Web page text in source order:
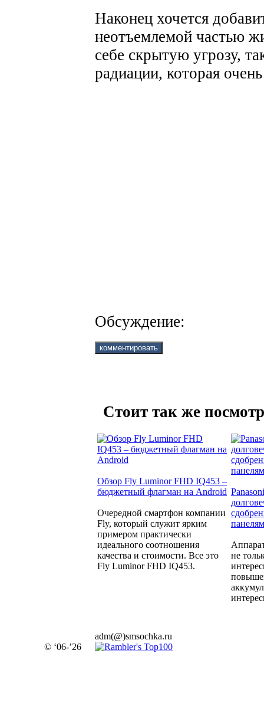
Наконец хочется
неотъемлемой частью
себе скрытую угрозу,
радиации, которая
Обсуждение:
Стоит так же
Обзор Fly Luminor FHD IQ453 –
бюджетный флагман на Android
Очередной смартфон компании
Fly, который служит ярким
примером практически
идеального соотношения
качества и стоимости. Все это
Fly Luminor FHD IQ453.
не
© ‘06-’26
adm(@)smsochka.ru